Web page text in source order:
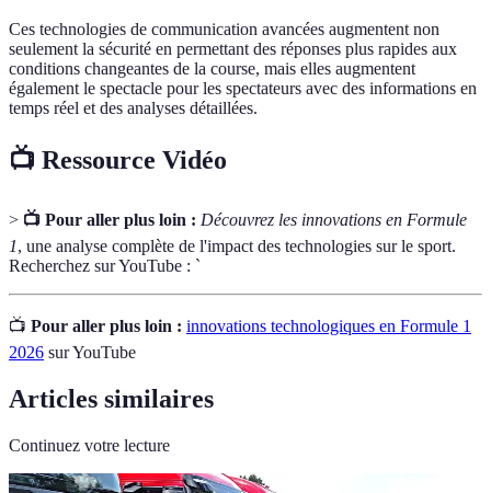
Ces technologies de communication avancées augmentent non
seulement la sécurité en permettant des réponses plus rapides aux
conditions changeantes de la course, mais elles augmentent
également le spectacle pour les spectateurs avec des informations en
temps réel et des analyses détaillées.
📺 Ressource Vidéo
> 📺 Pour aller plus loin : Découvrez les innovations en Formule
1, une analyse complète de l'impact des technologies sur le sport.
Recherchez sur YouTube : `
📺 Pour aller plus loin : innovations technologiques en Formule 1
2026 sur YouTube
Articles similaires
Continuez votre lecture